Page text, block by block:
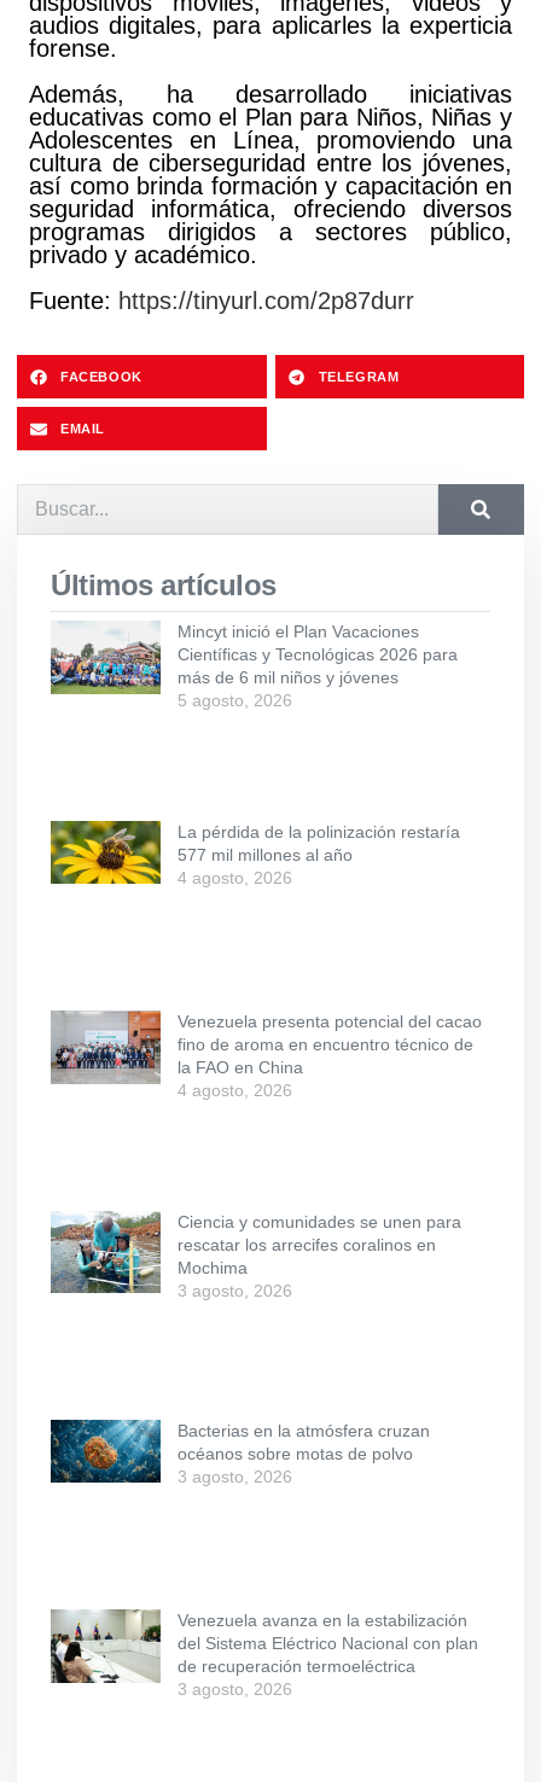
audios digitales, para aplicarles la experticia
forense.
Además, ha desarrollado iniciativas
educativas como el Plan para Niños, Niñas y
Adolescentes en Línea, promoviendo una
cultura de ciberseguridad entre los jóvenes,
así como brinda formación y capacitación en
seguridad informática, ofreciendo diversos
programas dirigidos a sectores público,
privado y académico.
Fuente: https://tinyurl.com/2p87durr
FACEBOOK TELEGRAM
EMAIL
Últimos artículos
Mincyt inició el Plan Vacaciones
Científicas y Tecnológicas 2026 para
más de 6 mil niños y jóvenes
5 agosto, 2026
La pérdida de la polinización restaría
577 mil millones al año
4 agosto, 2026
Venezuela presenta potencial del cacao
fino de aroma en encuentro técnico de
la FAO en China
4 agosto, 2026
Ciencia y comunidades se unen para
rescatar los arrecifes coralinos en
Mochima
3 agosto, 2026
Bacterias en la atmósfera cruzan
océanos sobre motas de polvo
3 agosto, 2026
Venezuela avanza en la estabilización
del Sistema Eléctrico Nacional con plan
de recuperación termoeléctrica
3 agosto, 2026